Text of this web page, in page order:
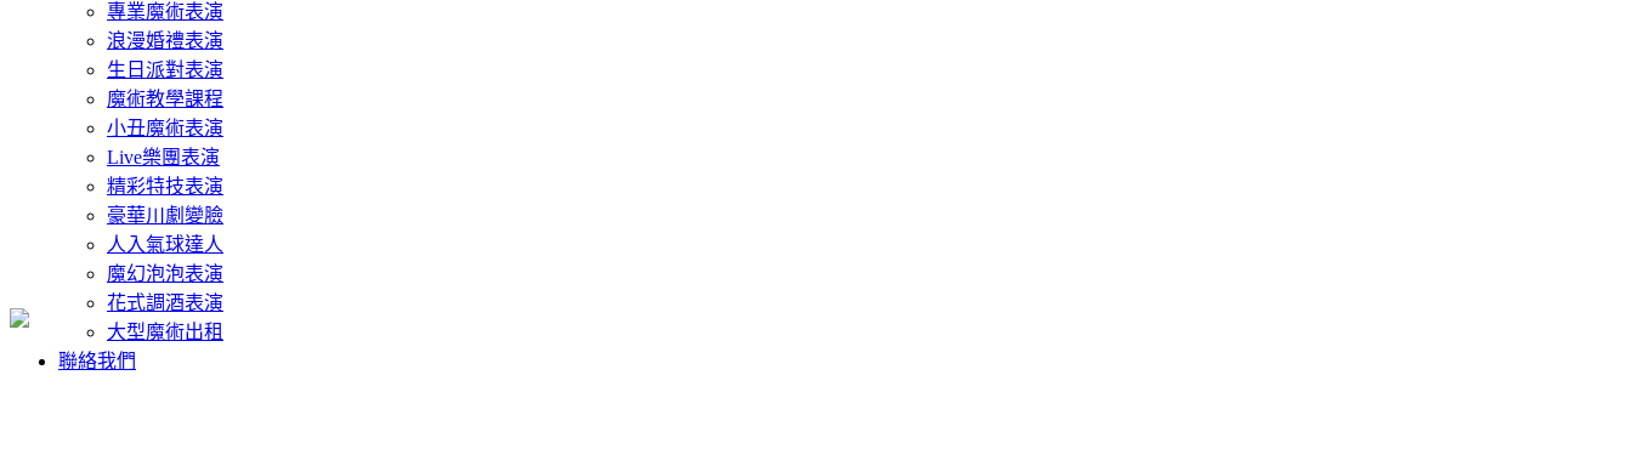
專業魔術表演
浪漫婚禮表演
生日派對表演
魔術教學課程
小丑魔術表演
Live樂團表演
精彩特技表演
豪華川劇變臉
人入氣球達人
魔幻泡泡表演
花式調酒表演
大型魔術出租
聯絡我們